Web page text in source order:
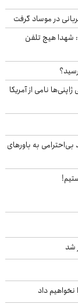
در موساد گرفت
شهدا هیچ تلفن
نامی از آمریکا
به باورهای
شد
داد